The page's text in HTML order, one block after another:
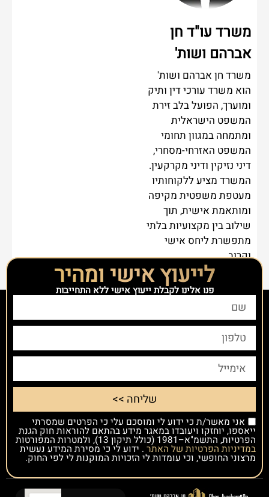
משרד עו"ד חן
אברהם ושות'
משרד חן אברהם ושות'
הוא משרד עורכי דין ותיק
ומוערך, הפועל בלב זירת
המשפט הישראלית
ומתמחה במגוון תחומי
המשפט האזרחי-מסחרי,
דיני נזיקין ודיני מקרקעין.
המשרד מציע ללקוחותיו
מעטפת משפטית מקיפה
ומותאמת אישית, תוך
שילוב בין מקצועיות בלתי
מתפשרת ליחס אישי
וקרוב.
לייעוץ אישי ומהיר
פנו אלינו לקבלת ייעוץ אישי ללא התחייבות
אני מאשר/ת כי ידוע לי ומוסכם עלי כי הפרטים שמסרתי
ייאספו, יוחזקו ויעובדו במאגר מידע בהתאם להוראות חוק הגנת
הפרטיות, התשמ"א–1981 (כולל תיקון 13), ולמטרות המפורטות
במדיניות הפרטיות של האתר . ידוע לי כי מסירת המידע נעשית
מרצוני החופשי, וכי עומדות לי הזכויות המוקנות לי לפי החוק.
שליחה >>